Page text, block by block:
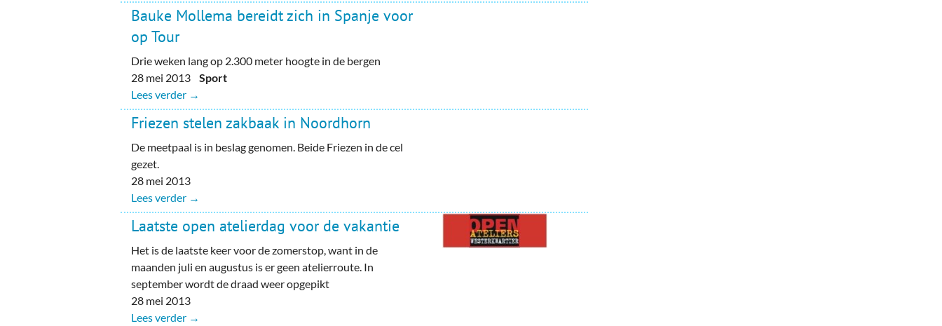
Bauke Mollema bereidt zich in Spanje voor
op Tour
Drie weken lang op 2.300 meter hoogte in de bergen
28 mei 2013Sport
Lees verder →
Friezen stelen zakbaak in Noordhorn
De meetpaal is in beslag genomen. Beide Friezen in de cel
gezet.
28 mei 2013
Lees verder →
Laatste open atelierdag voor de vakantie
Het is de laatste keer voor de zomerstop, want in de
maanden juli en augustus is er geen atelierroute. In
september wordt de draad weer opgepikt
28 mei 2013
Lees verder →